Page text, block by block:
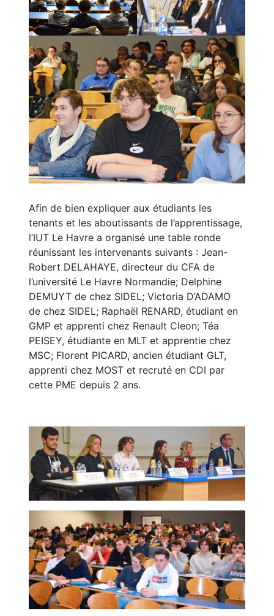
Afin de bien expliquer aux étudiants les
tenants et les aboutissants de l’apprentissage,
l’IUT Le Havre a organisé une table ronde
réunissant les intervenants suivants : Jean-
Robert DELAHAYE, directeur du CFA de
l’université Le Havre Normandie; Delphine
DEMUYT de chez SIDEL; Victoria D’ADAMO
de chez SIDEL; Raphaël RENARD, étudiant en
GMP et apprenti chez Renault Cleon; Téa
PEISEY, étudiante en MLT et apprentie chez
MSC; Florent PICARD, ancien étudiant GLT,
apprenti chez MOST et recruté en CDI par
cette PME depuis 2 ans.